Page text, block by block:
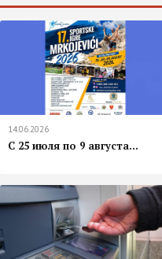
14.06.2026
С 25 июля по 9 августа...